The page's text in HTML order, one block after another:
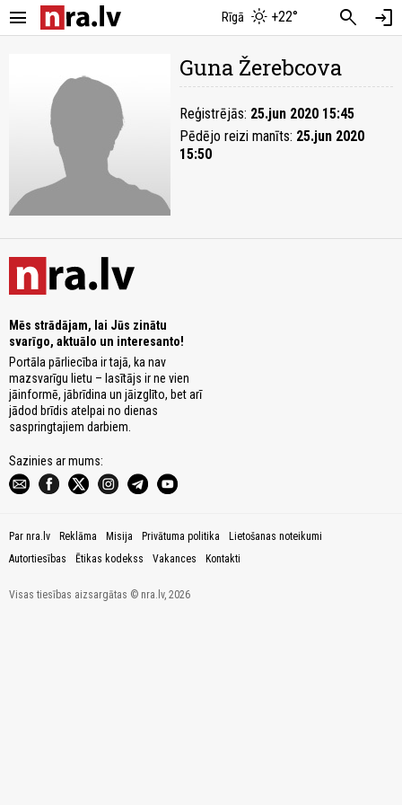
menu Rīgā +22° search login
Guna Žerebcova
Reģistrējās: 25.jun 2020 15:45
Pēdējo reizi manīts: 25.jun 2020
15:50
Mēs strādājam, lai Jūs zinātu
svarīgo, aktuālo un interesanto!
Portāla pārliecība ir tajā, ka nav
mazsvarīgu lietu – lasītājs ir ne vien
jāinformē, jābrīdina un jāizglīto, bet arī
jādod brīdis atelpai no dienas
saspringtajiem darbiem.
Sazinies ar mums:
Par nra.lv Reklāma Misija Privātuma politika
Lietošanas noteikumi
Autortiesības
Ētikas kodekss Vakances Kontakti
Visas tiesības aizsargātas © nra.lv, 2026